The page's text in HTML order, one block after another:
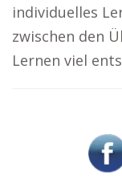
individuelles
zwischen den
Lernen viel